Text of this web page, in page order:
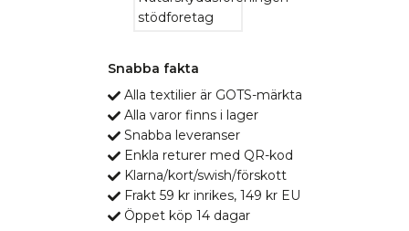
Snabba fakta
Alla textilier är GOTS-märkta
Alla varor finns i lager
Snabba leveranser
Enkla returer med QR-kod
Klarna/kort/swish/förskott
Frakt 59 kr inrikes, 149 kr EU
Öppet köp 14 dagar